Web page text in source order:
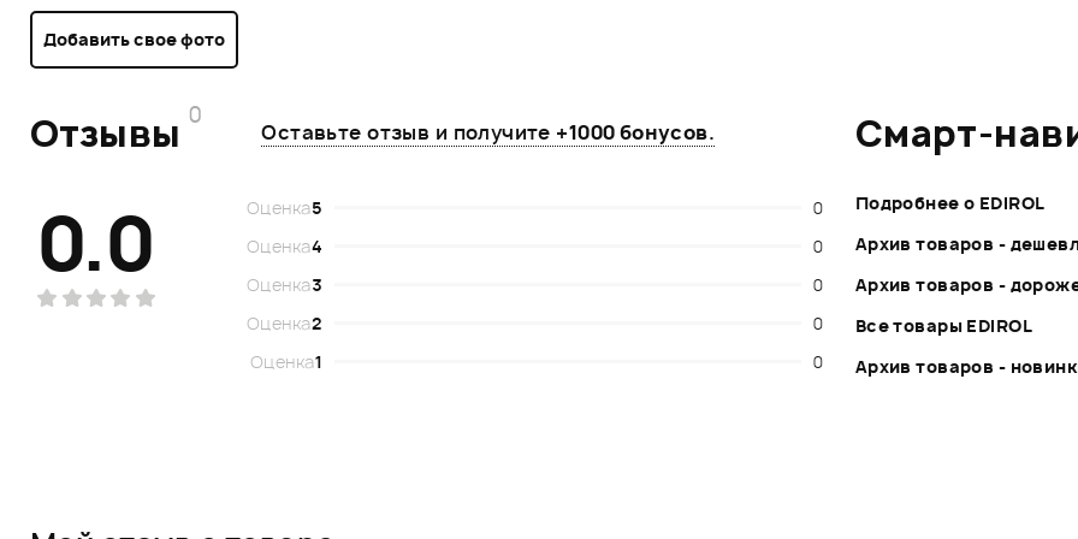
Добавить свое фото
Отзывы 0
Оставьте отзыв и получите +1000 бонусов.
0.0 Оценка5
0
Оценка4
0
Оценка3
0
Оценка2
0
Оценка1 0
Смарт-
Подробнее о EDIROL
Архив товаров -
Архив товаров -
Все товары EDIROL
Архив товаров -